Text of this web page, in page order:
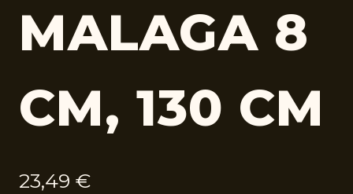
MALAGA 8
CM, 130 CM
23,49 €